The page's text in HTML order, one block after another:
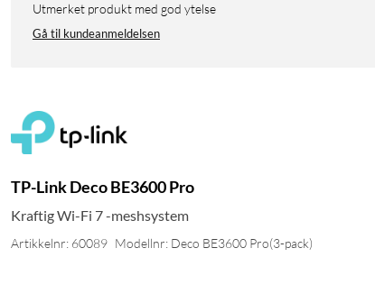
Utmerket produkt med god ytelse
Gå til kundeanmeldelsen
TP-Link Deco BE3600 Pro
Kraftig Wi-Fi 7 -meshsystem
Artikkelnr: 60089 Modellnr: Deco BE3600 Pro(3-pack)